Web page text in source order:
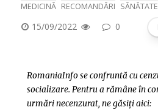
MEDICINĂ RECOMANDĂRI SĂNĂTATE
POSTED
15/09/2022 0
RomaniaInfo se confruntă cu
socializare. Pentru a rămâne în
urmări necenzurat, ne găsiți aici: